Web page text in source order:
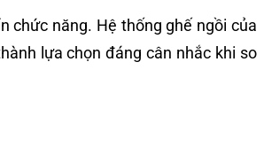
chức năng. Hệ thống ghế ngồi của
lựa chọn đáng cân nhắc khi so